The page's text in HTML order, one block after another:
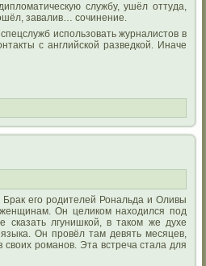
службу, ушёл оттуда,
завалив… сочинение.
использовать журналистов в
с английской разведкой. Иначе
его родителей Рональда и Оливы
Он целиком находился под
сказать лгунишкой, в таком же духе
Он провёл там девять месяцев,
романов. Эта встреча стала для